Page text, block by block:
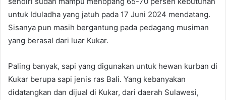
untuk Iduladha yang jatuh pada 17 Juni 2024 mendatang.
Sisanya pun masih bergantung pada pedagang musiman
yang berasal dari luar Kukar.
Paling banyak, sapi yang digunakan untuk hewan kurban di
Kukar berupa sapi jenis ras Bali. Yang kebanyakan
didatangkan dan dijual di Kukar, dari daerah Sulawesi,